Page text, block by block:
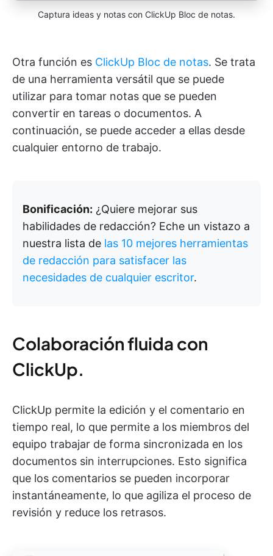
Captura ideas y notas con ClickUp Bloc de notas.
Otra función es ClickUp Bloc de notas. Se trata
de una herramienta versátil que se puede
utilizar para tomar notas que se pueden
convertir en tareas o documentos. A
continuación, se puede acceder a ellas desde
cualquier entorno de trabajo.
Bonificación: ¿Quiere mejorar sus
habilidades de redacción? Eche un vistazo a
nuestra lista de las 10 mejores herramientas
de redacción para satisfacer las
necesidades de cualquier escritor.
Colaboración fluida con
ClickUp.
ClickUp permite la edición y el comentario en
tiempo real, lo que permite a los miembros del
equipo trabajar de forma sincronizada en los
documentos sin interrupciones. Esto significa
que los comentarios se pueden incorporar
instantáneamente, lo que agiliza el proceso de
revisión y reduce los retrasos.